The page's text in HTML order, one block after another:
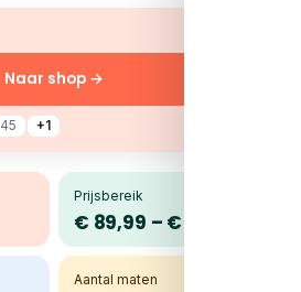
45 +1
Naar shop →
Prijsbereik
€ 89,99 – € 89,99
Aantal maten